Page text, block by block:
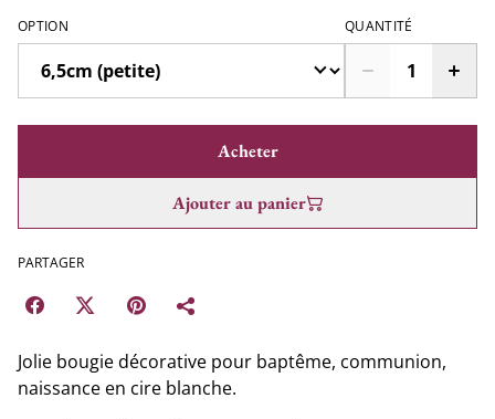
OPTION QUANTITÉ
Acheter
Ajouter au panier
PARTAGER
Jolie bougie décorative pour baptême, communion,
naissance en cire blanche.